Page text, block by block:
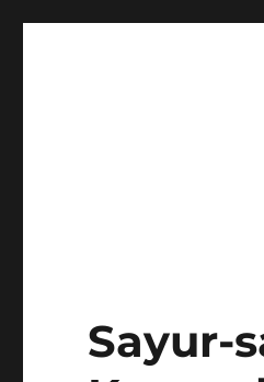
Sayur-